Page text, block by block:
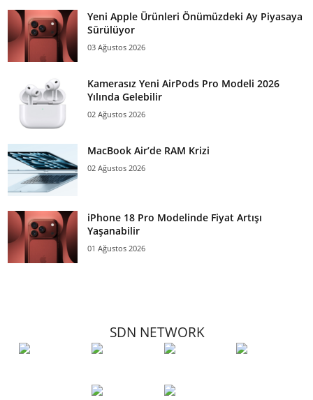
Yeni Apple Ürünleri Önümüzdeki Ay Piyasaya
Sürülüyor
03 Ağustos 2026
Kamerasız Yeni AirPods Pro Modeli 2026
Yılında Gelebilir
02 Ağustos 2026
MacBook Air’de RAM Krizi
02 Ağustos 2026
iPhone 18 Pro Modelinde Fiyat Artışı
Yaşanabilir
01 Ağustos 2026
SDN NETWORK